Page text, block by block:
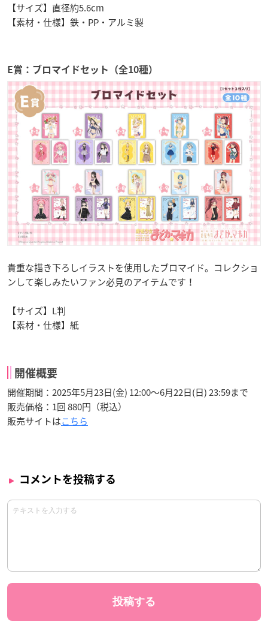
【サイズ】直径約5.6cm
【素材・仕様】鉄・PP・アルミ製
E賞：ブロマイドセット（全10種）
貴重な描き下ろしイラストを使用したブロマイド。コレクショ
ンして楽しみたいファン必見のアイテムです！
【サイズ】L判
【素材・仕様】紙
開催概要
開催期間：2025年5月23日(金) 12:00〜6月22日(日) 23:59まで
販売価格：1回 880円（税込）
販売サイトはこちら
コメントを投稿する